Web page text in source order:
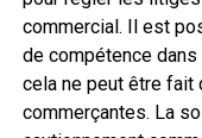
commercial. Il est
de compétence
cela ne peut être
commerçantes. La